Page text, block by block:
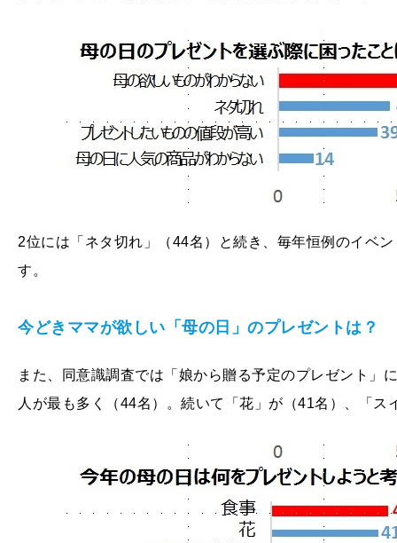
2位には「ネタ切れ」（44名）と続き、毎年恒例のイベ
す。
今どきママが欲しい「母の日」のプレゼントは？
また、同意識調査では「娘から贈る予定のプレゼント」
人が最も多く（44名）。続いて「花」が（41名）、「